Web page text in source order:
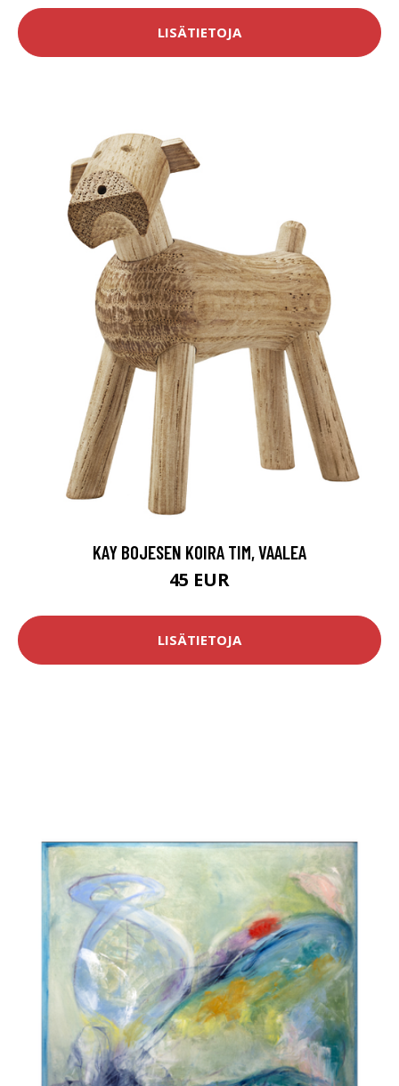
LISÄTIETOJA
KAY BOJESEN KOIRA TIM, VAALEA
45 EUR
LISÄTIETOJA